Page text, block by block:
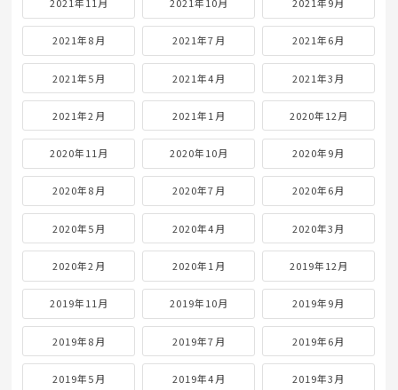
2021年8月 2021年7月 2021年6月
2021年5月 2021年4月 2021年3月
2021年2月 2021年1月 2020年12月
2020年11月 2020年10月 2020年9月
2020年8月 2020年7月 2020年6月
2020年5月 2020年4月 2020年3月
2020年2月 2020年1月 2019年12月
2019年11月 2019年10月 2019年9月
2019年8月 2019年7月 2019年6月
2019年5月 2019年4月 2019年3月